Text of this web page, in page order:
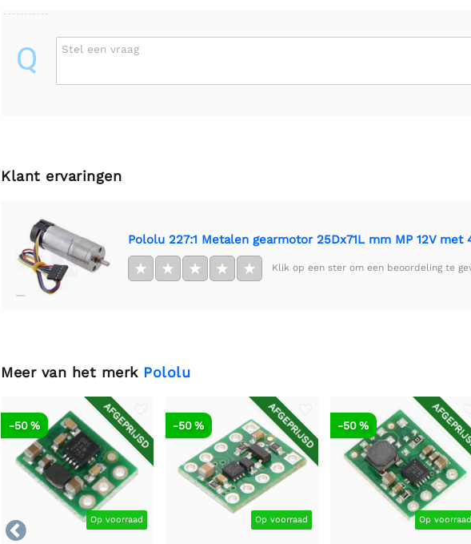
Q Stel een vraag
Klant ervaringen
Pololu 227:1 Metalen gearmotor 25Dx71L mm MP 12V met
★ ★ ★ ★ ★ Klik op een ster om een beoordeling te
Meer van het merk Pololu

AFGEPRIJSD
Op voorraad
-50 % AFGEPRIJSD
Op voorraad
-50 %
Op voorraad
-50 %